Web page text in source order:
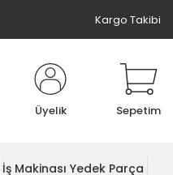
Kargo Takibi
Üyelik Sepetim
İş Makinası Yedek Parça